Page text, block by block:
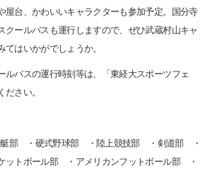
サイト内検索
屋台、かわいいキャラクターも参加予定。国分寺
クールバスも運行しますので、ぜひ武蔵村山キャ
はいかがでしょうか。
ルバスの運行時刻等は、「東経大スポーツフェ
さい。
艇部 ・硬式野球部 ・陸上競技部 ・剣道部 ・
ットボール部 ・アメリカンフットボール部 ・